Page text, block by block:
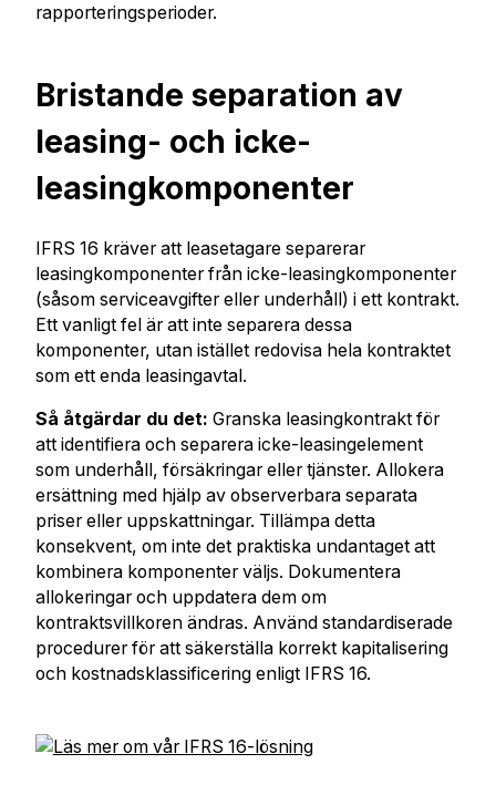
rapporteringsperioder.
Bristande separation av
leasing- och icke-
leasingkomponenter
IFRS 16 kräver att leasetagare separerar
leasingkomponenter från icke-leasingkomponenter
(såsom serviceavgifter eller underhåll) i ett kontrakt.
Ett vanligt fel är att inte separera dessa
komponenter, utan istället redovisa hela kontraktet
som ett enda leasingavtal.
Så åtgärdar du det: Granska leasingkontrakt för
att identifiera och separera icke-leasingelement
som underhåll, försäkringar eller tjänster. Allokera
ersättning med hjälp av observerbara separata
priser eller uppskattningar. Tillämpa detta
konsekvent, om inte det praktiska undantaget att
kombinera komponenter väljs. Dokumentera
allokeringar och uppdatera dem om
kontraktsvillkoren ändras. Använd standardiserade
procedurer för att säkerställa korrekt kapitalisering
och kostnadsklassificering enligt IFRS 16.